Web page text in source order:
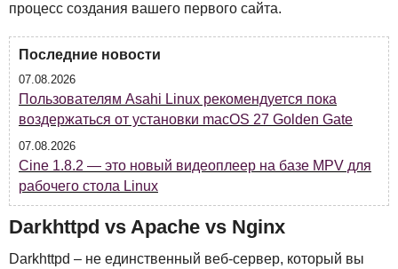
процесс создания вашего первого сайта.
Последние новости
07.08.2026
Пользователям Asahi Linux рекомендуется пока
воздержаться от установки macOS 27 Golden Gate
07.08.2026
Cine 1.8.2 — это новый видеоплеер на базе MPV для
рабочего стола Linux
Darkhttpd vs Apache vs Nginx
Darkhttpd – не единственный веб-сервер, который вы